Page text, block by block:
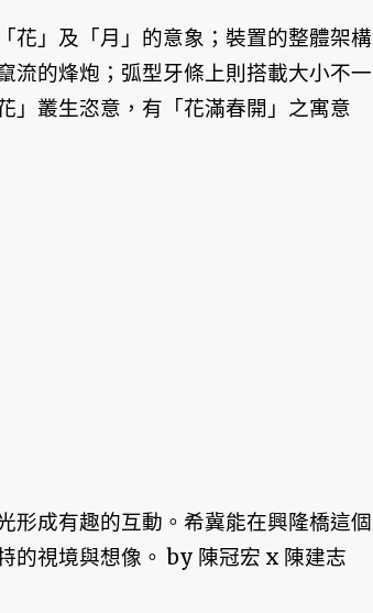
花」及「月」的意象；裝置的整體架構
流的烽炮；弧型牙條上則搭載大小不一
」叢生恣意，有「花滿春開」之寓意
形成有趣的互動。希冀能在興隆橋這個
的視境與想像。 by 陳冠宏 x 陳建志